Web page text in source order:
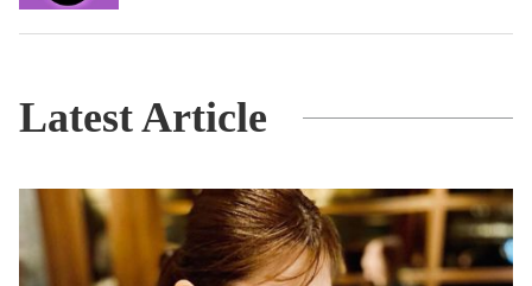
Latest Article